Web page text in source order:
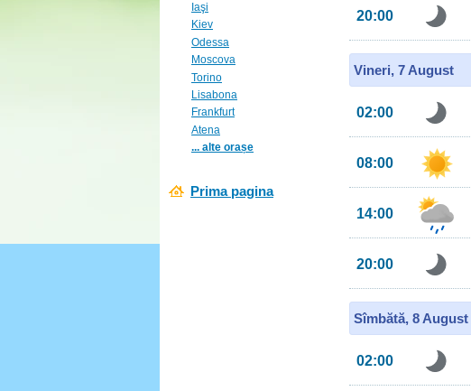
Iaşi
Kiev
Odessa
Moscova
Torino
Lisabona
Frankfurt
Atena
... alte orașe
Prima pagina
20:00
Vineri, 7 August
02:00
08:00
14:00
20:00
Sîmbătă, 8 August
02:00